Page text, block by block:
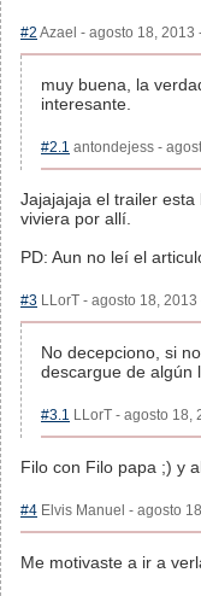
#2 Azael - agosto 18, 2013
muy buena, la
interesante.
#2.1 antondejess -
Jajajajaja el trailer
viviera por allí.
PD: Aun no leí el
#3 LLorT - agosto 18,
No decepciono, si
descargue de algún
#3.1 LLorT - agosto 18,
Filo con Filo papa ;) y
#4 Elvis Manuel - agosto
Me motivaste a ir a